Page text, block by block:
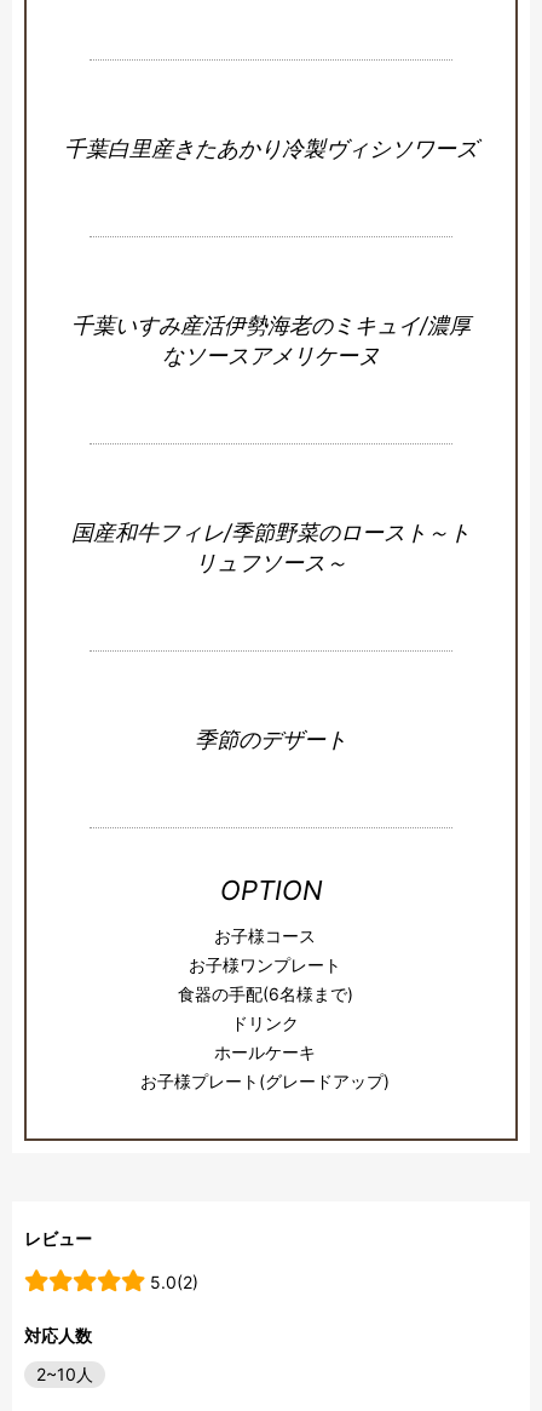
千葉白里産きたあかり冷製ヴィシソワーズ
千葉いすみ産活伊勢海老のミキュイ/濃厚
なソースアメリケーヌ
国産和牛フィレ/季節野菜のロースト～ト
リュフソース～
季節のデザート
OPTION
お子様コース
お子様ワンプレート
食器の手配(6名様まで)
ドリンク
ホールケーキ
お子様プレート(グレードアップ)
レビュー
5.0(2)
対応人数
2~10人